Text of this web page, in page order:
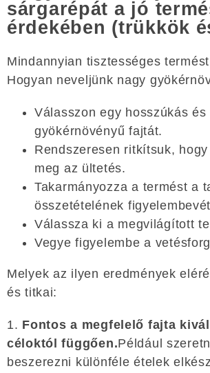
sárgarépát a jó
érdekében (trükkök
Mindannyian tisztességes
Hogyan neveljünk nagy
Válasszon egy hosszúkás és
gyökérnövényű fajtát.
Rendszeresen ritkítsuk,
meg az ültetés.
Takarmányozza a termést a
összetételének
Válassza ki a megvilágított
Vegye figyelembe a
Melyek az ilyen eredmények
és titkai:
1. Fontos a megfelelő fajta
céloktól függően.Például
beszerezni különféle ételek